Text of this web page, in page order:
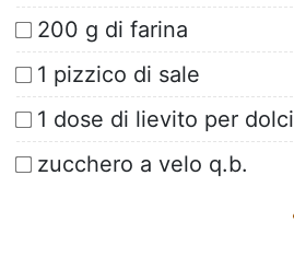
200 g di farina
1 pizzico di sale
1 dose di lievito per dolci
zucchero a velo q.b.